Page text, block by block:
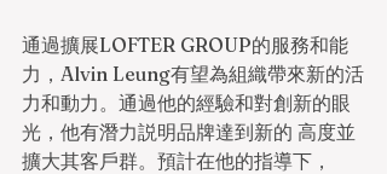
通過擴展LOFTER GROUP的服務和能
力，Alvin Leung有望為組織帶來新的活
力和動力。通過他的經驗和對創新的眼
光，他有潛力説明品牌達到新的 高度並
擴大其客戶群。預計在他的指導下，